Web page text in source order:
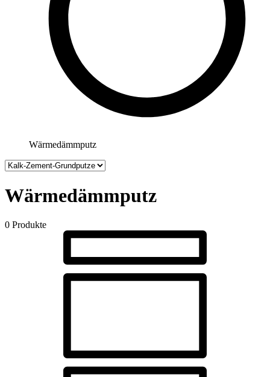
Wärmedämmputz
Wärmedämmputz
0 Produkte